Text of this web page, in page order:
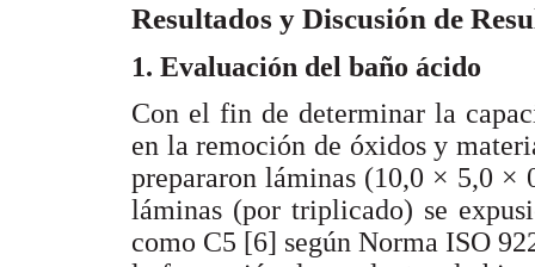
Resultados y Discusión de
1. Evaluación del baño ácido
Con el fin de determinar la
en la remoción de óxidos y
prepararon láminas (10,0 × 5,0 ×
láminas (por triplicado) se
como C5 [6] según Norma ISO